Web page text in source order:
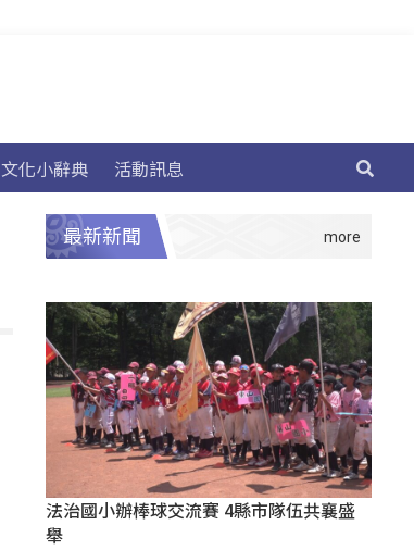
文化小辭典 活動訊息
最新新聞
法治國小辦棒球交流賽 4縣市隊伍共襄盛
舉